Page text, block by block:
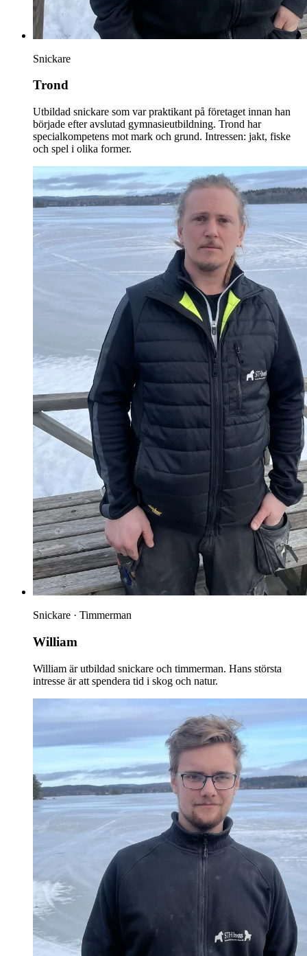
Snickare
Trond
Utbildad snickare som var praktikant på företaget innan han
började efter avslutad gymnasieutbildning. Trond har
specialkompetens mot mark och grund. Intressen: jakt, fiske
och spel i olika former.
Snickare · Timmerman
William
William är utbildad snickare och timmerman. Hans största
intresse är att spendera tid i skog och natur.